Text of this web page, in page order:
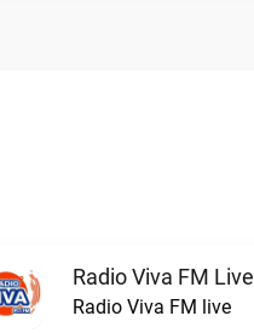
Radio Viva FM Live
Radio Viva FM live